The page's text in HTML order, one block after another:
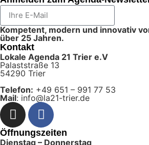
Kompetent, modern und innovativ
über 25 Jahren.
Kontakt
Lokale Agenda 21 Trier e.V
Palaststraße 13
54290 Trier
Telefon: +49 651 – 991 77 53
Mail: info@la21-trier.de
Öffnungszeiten
Dienstag – Donnerstag